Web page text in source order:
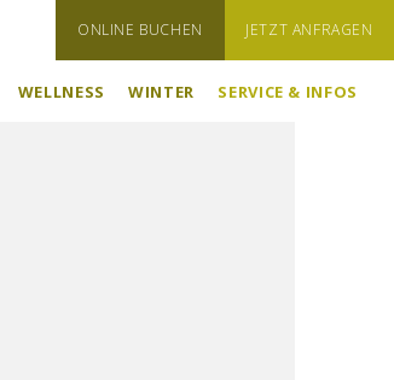
WELLNESS WINTER SERVICE & INFOS
ONLINE BUCHEN JETZT ANFRAGEN